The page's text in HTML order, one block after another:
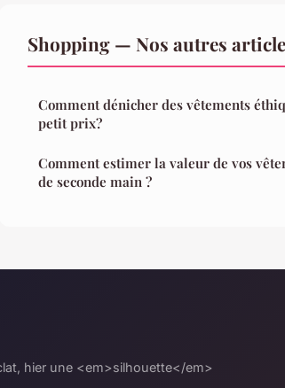
Shopping — Nos autres
Comment dénicher des vêtements
petit prix?
Comment estimer la valeur de vos
de seconde main ?
hier une <em>silhouette</em>